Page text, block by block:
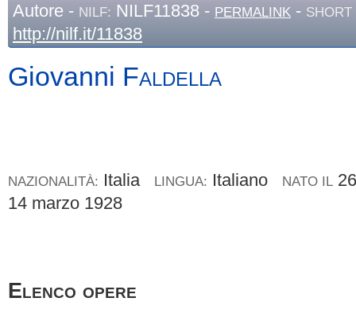
Autore - NILF: NILF11838 - PERMALINK - SHORT
http://nilf.it/11838
Giovanni Faldella
NAZIONALITÀ: Italia LINGUA: Italiano NATO IL
14 marzo 1928
Elenco opere